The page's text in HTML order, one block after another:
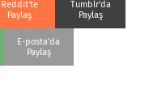
Reddit'te
Paylaş
Tumblr'da
Paylaş
E-posta'da
Paylaş